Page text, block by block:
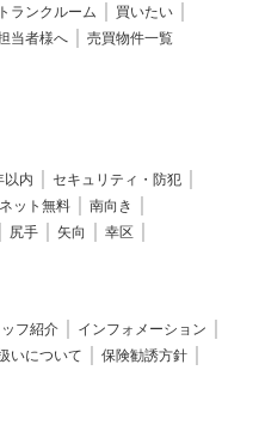
トランクルーム
買いたい
当者様へ 売買物件一覧
以内
セキュリティ・防犯
ット無料
南向き
尻手 矢向
幸区
フ紹介
インフォメーション
いについて
保険勧誘方針